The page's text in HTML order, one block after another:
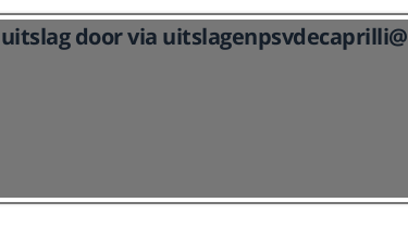
door via